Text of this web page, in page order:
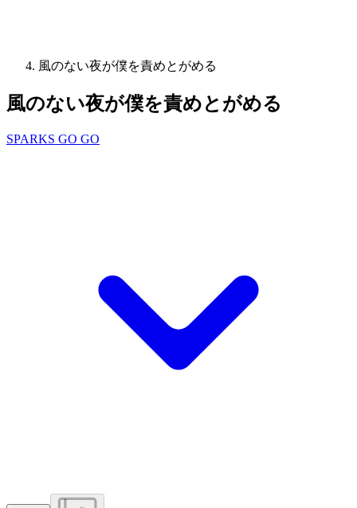
風のない夜が僕を責めとがめる
風のない夜が僕を責めとがめる
SPARKS GO GO